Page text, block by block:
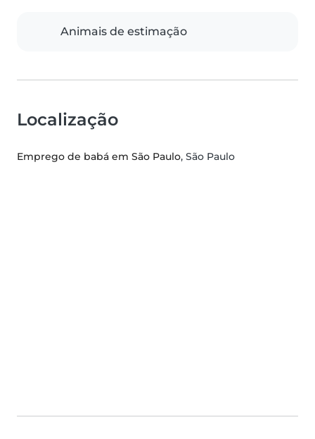
Animais de estimação
Localização
Emprego de babá em São Paulo, São Paulo